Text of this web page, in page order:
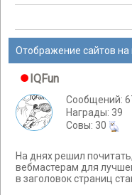
Отображение сайтов на
IQFun
Сообщений:
Награды: 39
Cовы: 30
На днях решил
вебмастерам для
в заголовок страниц